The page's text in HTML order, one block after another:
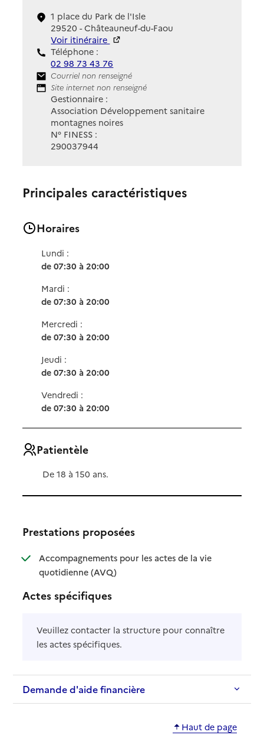
1 place du Park de l'Isle
29520 - Châteauneuf-du-Faou
Voir itinéraire
Téléphone :
02 98 73 43 76
Contact
Courriel non renseigné
Site Internet
Site internet non renseigné
Gestionnaire :
Association Développement sanitaire
montagnes noires
N° FINESS :
290037944
Principales caractéristiques
Horaires
Lundi :
de 07:30 à 20:00
Mardi :
de 07:30 à 20:00
Mercredi :
de 07:30 à 20:00
Jeudi :
de 07:30 à 20:00
Vendredi :
de 07:30 à 20:00
Patientèle
De 18 à 150 ans.
Prestations proposées
Accompagnements pour les actes de la vie
quotidienne (AVQ): disponible
: non disponible
Actes spécifiques
Veuillez contacter la structure pour connaître
les actes spécifiques.
Demande d'aide financière
Haut de page